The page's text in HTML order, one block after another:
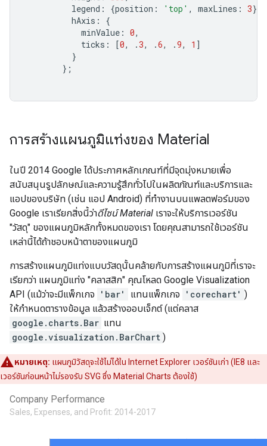
legend : {position : 'top' , maxLines : 3},
hAxis :
{
minValue : 0,
ticks : [0, .3, .6, .9, 1 ]
}
};
การสร้างแผนภูมิแท่งของ Material
ในปี 2014 Google ได้ประกาศหลักเกณฑ์ที่มีจุดมุ่งหมายเพื่อ
สนับสนุนรูปลักษณ์และความรู้สึกทั่วไปในผลิตภัณฑ์และบริการและ
แอปของบริษัท (เช่น แอป Android) ที่ทำงานบนแพลตฟอร์มของ
Google เราเรียกสิ่งนี้ว่าดีไซน์ Material เราจะให้บริการเวอร์ชัน
"วัสดุ" ของแผนภูมิหลักทั้งหมดของเรา โดยคุณสามารถใช้เวอร์ชัน
เหล่านี้ได้ถ้าชอบหน้าตาของแผนภูมิ
การสร้างแผนภูมิแท่งแบบวัสดุนั้นคล้ายกับการสร้างแผนภูมิที่เราจะ
เรียกว่า แผนภูมิแท่ง "คลาสสิก" คุณโหลด Google Visualization
API (แม้ว่าจะมีแพ็กเกจ
'bar' แทนแพ็กเกจ 'corechart' )
ให้กำหนดตารางข้อมูล แล้วสร้างออบเจ็กต์ (แต่คลาส
google.charts.Bar แทน
google.visualization.BarChart )
หมายเหตุ: แผนภูมิวัสดุจะใช้ไม่ได้ใน Internet Explorer เวอร์ชันเก่า (IE8 และ
เวอร์ชันก่อนหน้าไม่รองรับ SVG ซึ่ง Material Charts ต้องใช้)